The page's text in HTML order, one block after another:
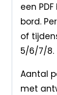
een
bord.
of
5/6/7/8.
Aantal
met